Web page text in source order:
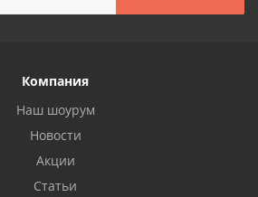
Компания
Наш шоурум
Новости
Акции
Статьи